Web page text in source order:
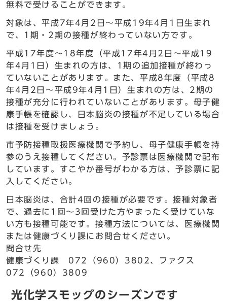
無料で受けることができます。
対象は、平成7年4月2日～平成19年4月1日生まれ
で、1期・2期の接種が終わっていない方です。
平成17年度～18年度（平成17年4月2日～平成19
年4月1日）生まれの方は、1期の追加接種が終わっ
ていないことがあります。また、平成8年度（平成8
年4月2日～平成9年4月1日）生まれの方は、2期の
接種が充分に行われていないことがあります。母子健
康手帳を確認し、日本脳炎の接種が不足している場合
は接種を受けましょう。
市予防接種取扱医療機関で予約し、母子健康手帳を持
参のうえ接種してください。予診票は医療機関で配布
しています。すこやか番号がわかる方は、予診票に記
入してください。
日本脳炎は、合計4回の接種が必要です。接種対象者
で、過去に1回～3回受けた方やまったく受けていな
い方も接種可能です。接種方法については、医療機関
または健康づくり課にお問合せください。
問合せ先
健康づくり課 072（960）3802、ファクス
072（960）3809
光化学スモッグのシーズンです